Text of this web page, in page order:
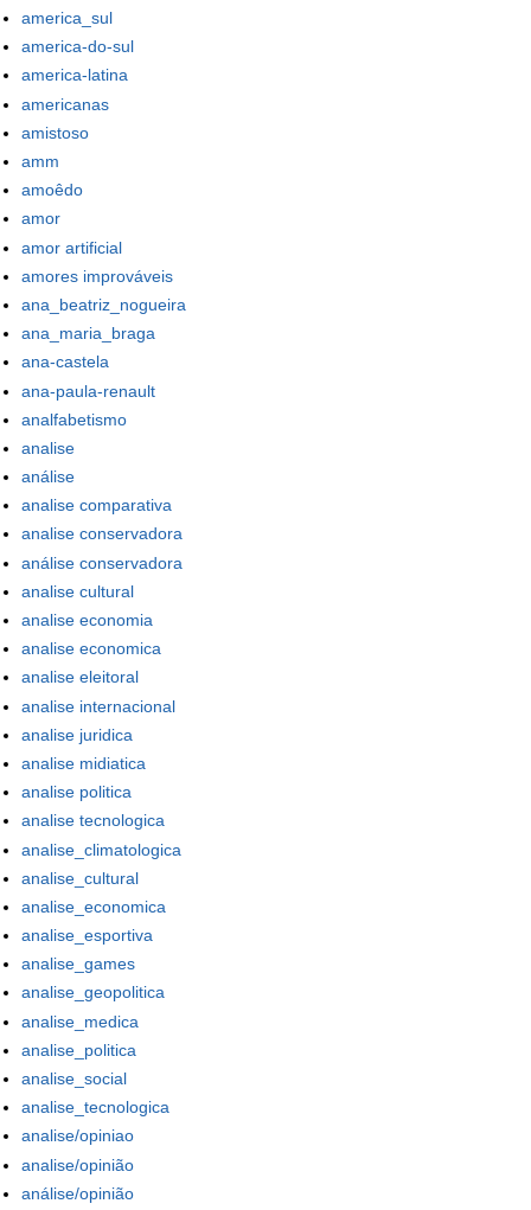
america_sul
america-do-sul
america-latina
americanas
amistoso
amm
amoêdo
amor
amor artificial
amores improváveis
ana_beatriz_nogueira
ana_maria_braga
ana-castela
ana-paula-renault
analfabetismo
analise
análise
analise comparativa
analise conservadora
análise conservadora
analise cultural
analise economia
analise economica
analise eleitoral
analise internacional
analise juridica
analise midiatica
analise politica
analise tecnologica
analise_climatologica
analise_cultural
analise_economica
analise_esportiva
analise_games
analise_geopolitica
analise_medica
analise_politica
analise_social
analise_tecnologica
analise/opiniao
analise/opinião
análise/opinião